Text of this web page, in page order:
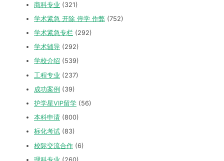
商科专业 (321)
学术紧急 开除 停学 作弊 (752)
学术紧急专栏 (292)
学术辅导 (292)
学校介绍 (539)
工程专业 (237)
成功案例 (39)
护学星VIP留学 (56)
本科申请 (800)
标化考试 (83)
校际交流合作 (6)